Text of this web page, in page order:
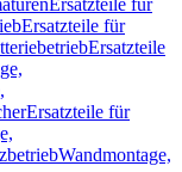
Ersatzteile für
Ersatzteile für
Ersatzteile
Ersatzteile für
Wandmontage,